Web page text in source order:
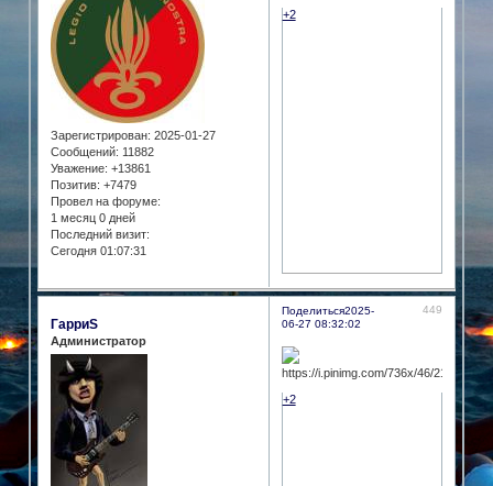
Зарегистрирован: 2025-01-27
Сообщений: 11882
Уважение: +13861
Позитив: +7479
Провел на форуме:
1 месяц 0 дней
Последний визит:
Сегодня 01:07:31
+2
Поделиться 449
2025-
06-27 08:32:02
ГарриS
Администратор
+2